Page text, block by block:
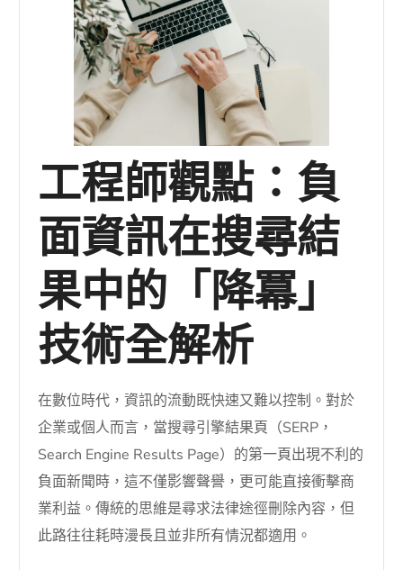
工程師觀點：負
面資訊在搜尋結
果中的「降冪」
技術全解析
在數位時代，資訊的流動既快速又難以控制。對於
企業或個人而言，當搜尋引擎結果頁（SERP，
Search Engine Results Page）的第一頁出現不利的
負面新聞時，這不僅影響聲譽，更可能直接衝擊商
業利益。傳統的思維是尋求法律途徑刪除內容，但
此路往往耗時漫長且並非所有情況都適用。